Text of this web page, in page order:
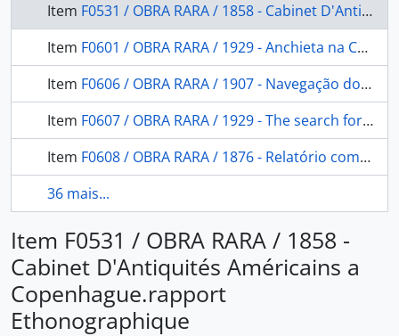
Item F0531 / OBRA RARA / 1858 - Cabinet D'Antiquités Américains a Copenhague.rapport Ethonographique
Item F0601 / OBRA RARA / 1929 - Anchieta na Capitania de São Vicente: (Premio "Capistrano de Abreu" de 1928) Ed. da Sociedade Capistrano de Abreu, 1929.
Item F0606 / OBRA RARA / 1907 - Navegação do Rio Acre
Item F0607 / OBRA RARA / 1929 - The search for Colonel Fawcett: a paper read.
Item F0608 / OBRA RARA / 1876 - Relatório com que o Exm. Sr. Presidente da Província do Pará. Entregou a Administração da mesma ao. em 18 de julho de 1876
36 mais...
Item F0531 / OBRA RARA / 1858 -
Cabinet D'Antiquités Américains a
Copenhague.rapport
Ethonographique